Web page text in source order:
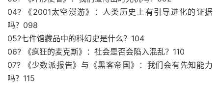
04? 《2001太空漫游》：人类历史上有引导进化的证据
吗？098
05?七件馆藏品中的科幻史是什么？104
06? 《疯狂的麦克斯》：社会是否会陷入混乱？110
07? 《少数派报告》与《黑客帝国》：我们会有先知能力
吗？115